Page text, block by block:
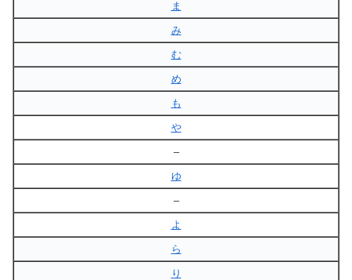
ま
み
む
め
も
や
–
ゆ
–
よ
ら
り